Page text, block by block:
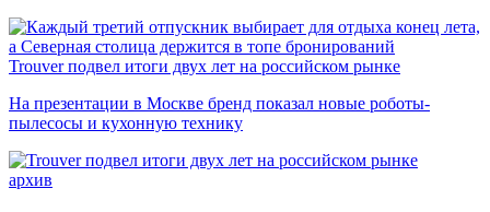
Trouver подвел итоги двух лет на российском рынке
На презентации в Москве бренд показал новые роботы-
пылесосы и кухонную технику
архив